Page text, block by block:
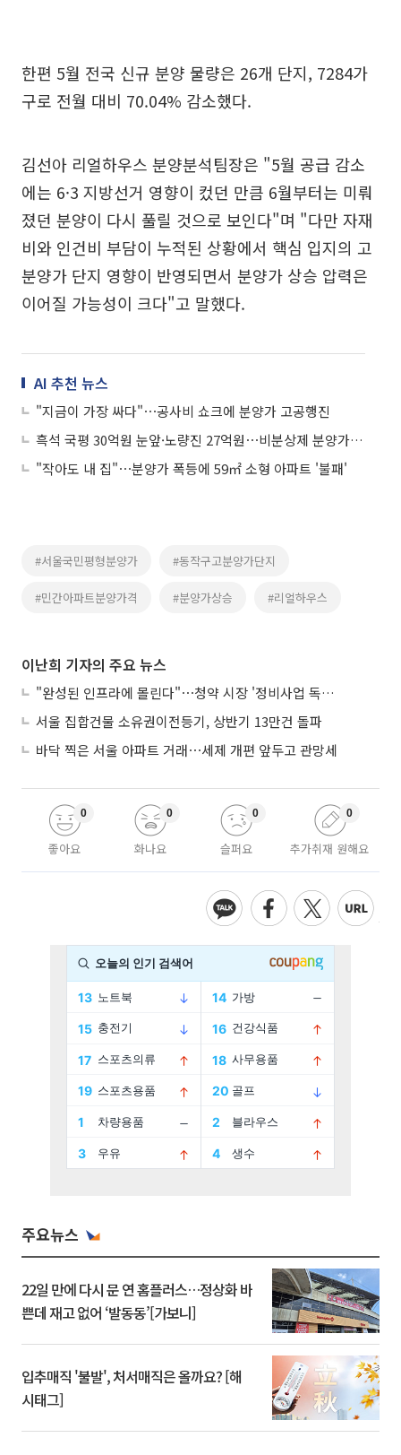
한편 5월 전국 신규 분양 물량은 26개 단지, 7284가
구로 전월 대비 70.04% 감소했다.
김선아 리얼하우스 분양분석팀장은 "5월 공급 감소
에는 6·3 지방선거 영향이 컸던 만큼 6월부터는 미뤄
졌던 분양이 다시 풀릴 것으로 보인다"며 "다만 자재
비와 인건비 부담이 누적된 상황에서 핵심 입지의 고
분양가 단지 영향이 반영되면서 분양가 상승 압력은
이어질 가능성이 크다"고 말했다.
AI 추천 뉴스
"지금이 가장 싸다"⋯공사비 쇼크에 분양가 고공행진
흑석 국평 30억원 눈앞·노량진 27억원⋯비분상제 분양가 질주
"작아도 내 집"⋯분양가 폭등에 59㎡ 소형 아파트 '불패'
#서울국민평형분양가 #동작구고분양가단지
#민간아파트분양가격 #분양가상승 #리얼하우스
이난희 기자의 주요 뉴스
"완성된 인프라에 몰린다"⋯청약 시장 '정비사업 독주' 42배 격차
서울 집합건물 소유권이전등기, 상반기 13만건 돌파
바닥 찍은 서울 아파트 거래⋯세제 개편 앞두고 관망세
좋아요
0
화나요
0
슬퍼요
0
추가취재 원해요
0
주요뉴스
22일 만에 다시 문 연 홈플러스…정상화 바
쁜데 재고 없어 ‘발동동’[가보니]
입추매직 '불발', 처서매직은 올까요? [해
시태그]